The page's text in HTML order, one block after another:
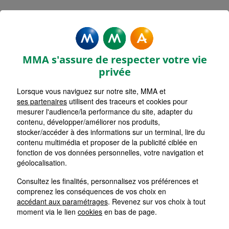
RECOUVRANCE
Accueil
Assurance Nouvelle-Aquitaine
Assurance Charente-Maritime (17)
MMA s'assure de respecter votre vie
privée
Lorsque vous naviguez sur notre site, MMA et
ses partenaires utilisent des traceurs et cookies pour
mesurer l'audience/la performance du site, adapter du
contenu, développer/améliorer nos produits,
stocker/accéder à des informations sur un terminal, lire du
contenu multimédia et proposer de la publicité ciblée en
fonction de vos données personnelles, votre navigation et
géolocalisation.
Consultez les finalités, personnalisez vos préférences et
comprenez les conséquences de vos choix en
accédant aux paramétrages. Revenez sur vos choix à tout
moment via le lien cookies en bas de page.